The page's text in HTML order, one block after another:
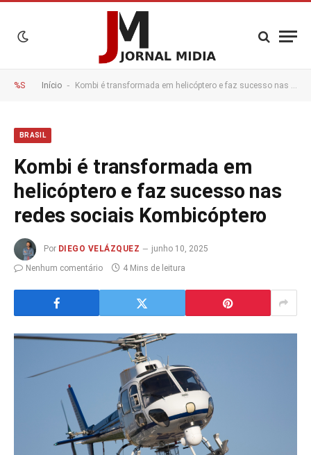
%S Início - Kombi é transformada em helicóptero e faz sucesso nas redes sociais Kombicóptero
BRASIL
Kombi é transformada em
helicóptero e faz sucesso nas
redes sociais Kombicóptero
Por DIEGO VELÁZQUEZ
junho 10, 2025
Nenhum comentário
4 Mins de leitura